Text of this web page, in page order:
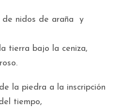
de nidos de araña y
tierra bajo la ceniza,
la piedra a la inscripción
tiempo,